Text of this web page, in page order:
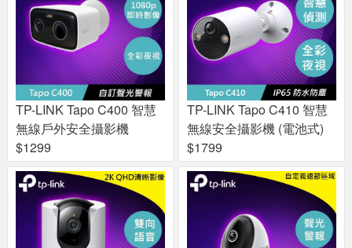
TP-LINK Tapo C400 智慧
無線戶外安全攝影機
$1299
TP-LINK Tapo C410 智慧
無線安全攝影機 (電池式)
$1799